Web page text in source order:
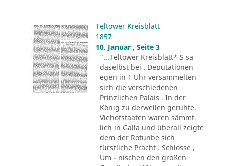
Teltower Kreisblatt
1857
10. Januar , Seite 3
"...Teltower Kreisblatt* S sa
daselbst bei . Deputationen
egen in 1 Uhr versammelten
sich die verschiedenen
Prinzlichen Palais . In der
König zu derwellen geruhte.
Viehofstaaten waren sämmt.
lich in Galla und überall zeigte
dem der Rotunbe sich
fürstliche Pracht . Schlosse ,
Um - nischen den großen